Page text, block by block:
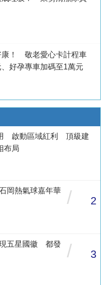
康！ 敬老愛心卡計程車
好孕專車加碼至1萬元
啟動區域紅利 頂級建
布局
岡熱氣球嘉年華
/ 2
五星國徽 都發
/ 3